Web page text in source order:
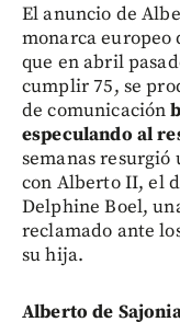
El anuncio de
monarca europeo
que en abril
cumplir 75, se
de comunicación
especulando al
semanas resurgió
con Alberto II, el
Delphine Boel,
reclamado ante
su hija.
Alberto de